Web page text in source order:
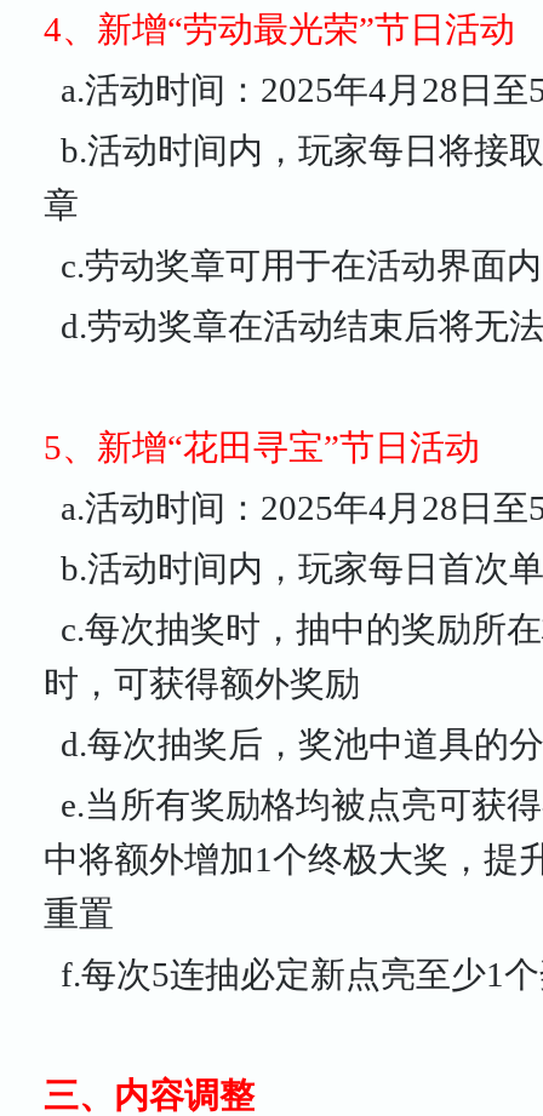
4、新增“劳动最光荣”节日活动
a.活动时间：2025年4月28日至
b.活动时间内，玩家每日将接
章
c.劳动奖章可用于在活动界面
d.劳动奖章在活动结束后将无
5、新增“花田寻宝”节日活动
a.活动时间：2025年4月28日至
b.活动时间内，玩家每日首次
c.每次抽奖时，抽中的奖励所
时，可获得额外奖励
d.每次抽奖后，奖池中道具的
e.当所有奖励格均被点亮可获
中将额外增加1个终极大奖，提
重置
f.每次5连抽必定新点亮至少1
三、内容调整